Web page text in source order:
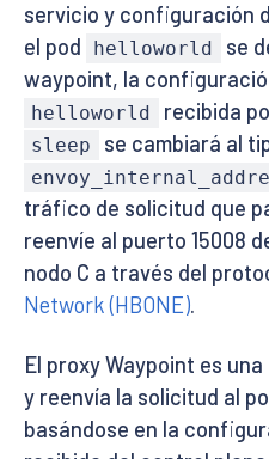
servicio y configuración
el pod
helloworld
se
waypoint, la
helloworld recibida
sleep se cambiará al
tráfico de solicitud que
reenvíe al puerto 15008
nodo C a través del
Network (HBONE).
El proxy Waypoint es
y reenvía la solicitud al
basándose en la